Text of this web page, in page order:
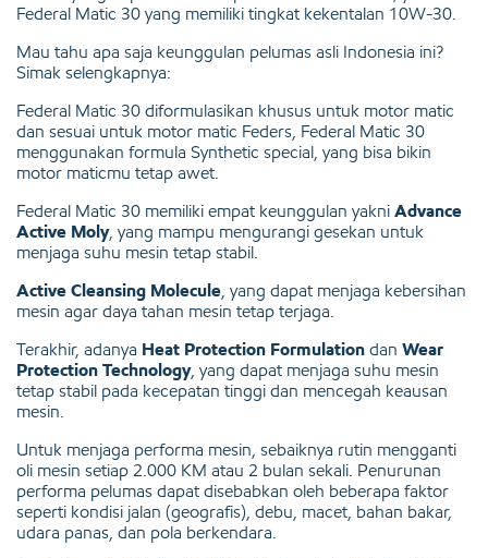
Federal Matic 30 yang memiliki tingkat kekentalan 10W-30.
Mau tahu apa saja keunggulan pelumas asli Indonesia ini?
Simak selengkapnya:
Federal Matic 30 diformulasikan khusus untuk motor matic
dan sesuai untuk motor matic Feders, Federal Matic 30
menggunakan formula Synthetic special, yang bisa bikin
motor maticmu tetap awet.
Federal Matic 30 memiliki empat keunggulan yakni Advance
Active Moly, yang mampu mengurangi gesekan untuk
menjaga suhu mesin tetap stabil.
Active Cleansing Molecule , yang dapat menjaga kebersihan
mesin agar daya tahan mesin tetap terjaga.
Terakhir, adanya Heat Protection Formulation dan Wear
Protection Technology, yang dapat menjaga suhu mesin
tetap stabil pada kecepatan tinggi dan mencegah keausan
mesin.
Untuk menjaga performa mesin, sebaiknya rutin mengganti
oli mesin setiap 2.000 KM atau 2 bulan sekali. Penurunan
performa pelumas dapat disebabkan oleh beberapa faktor
seperti kondisi jalan (geografis), debu, macet, bahan bakar,
udara panas, dan pola berkendara.